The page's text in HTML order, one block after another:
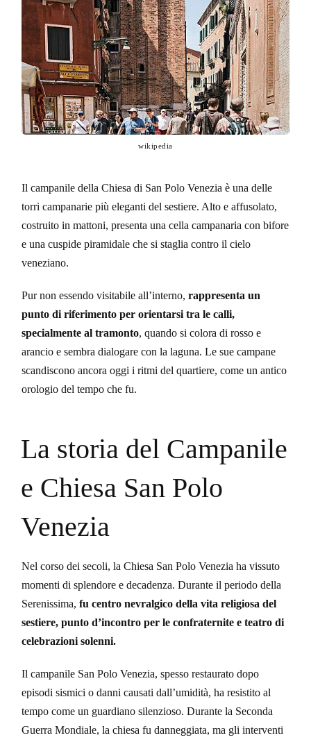
wikipedia
Il campanile della Chiesa di San Polo Venezia è una delle
torri campanarie più eleganti del sestiere. Alto e affusolato,
costruito in mattoni, presenta una cella campanaria con bifore
e una cuspide piramidale che si staglia contro il cielo
veneziano.
Pur non essendo visitabile all’interno,rappresenta un
punto di riferimento per orientarsi tra le calli,
specialmente al tramonto, quando si colora di rosso e
arancio e sembra dialogare con la laguna. Le sue campane
scandiscono ancora oggi i ritmi del quartiere, come un antico
orologio del tempo che fu.
La storia del Campanile
e Chiesa San Polo
Venezia
Nel corso dei secoli, la Chiesa San Polo Venezia ha vissuto
momenti di splendore e decadenza. Durante il periodo della
Serenissima,fu centro nevralgico della vita religiosa del
sestiere, punto d’incontro per le confraternite e teatro di
celebrazioni solenni.
Il campanile San Polo Venezia, spesso restaurato dopo
episodi sismici o danni causati dall’umidità, ha resistito al
tempo come un guardiano silenzioso. Durante la Seconda
Guerra Mondiale, la chiesa fu danneggiata, ma gli interventi